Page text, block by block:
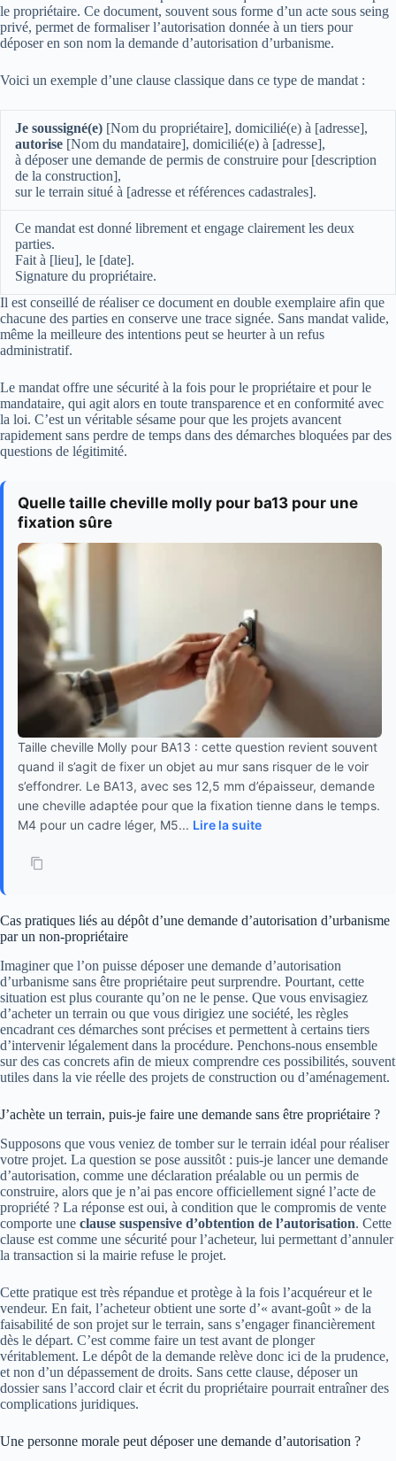
le propriétaire. Ce document, souvent sous forme d’un acte sous seing
privé, permet de formaliser l’autorisation donnée à un tiers pour
déposer en son nom la demande d’autorisation d’urbanisme.
Voici un exemple d’une clause classique dans ce type de mandat :
Je soussigné(e) [Nom du propriétaire], domicilié(e) à [adresse],
autorise [Nom du mandataire], domicilié(e) à [adresse],
à déposer une demande de permis de construire pour [description
de la construction],
sur le terrain situé à [adresse et références cadastrales].
Ce mandat est donné librement et engage clairement les deux
parties.
Fait à [lieu], le [date].
Signature du propriétaire.
Il est conseillé de réaliser ce document en double exemplaire afin que
chacune des parties en conserve une trace signée. Sans mandat valide,
même la meilleure des intentions peut se heurter à un refus
administratif.
Le mandat offre une sécurité à la fois pour le propriétaire et pour le
mandataire, qui agit alors en toute transparence et en conformité avec
la loi. C’est un véritable sésame pour que les projets avancent
rapidement sans perdre de temps dans des démarches bloquées par des
questions de légitimité.
Quelle taille cheville molly pour ba13 pour une
fixation sûre
Taille cheville Molly pour BA13 : cette question revient souvent
quand il s’agit de fixer un objet au mur sans risquer de le voir
s’effondrer. Le BA13, avec ses 12,5 mm d’épaisseur, demande
une cheville adaptée pour que la fixation tienne dans le temps.
M4 pour un cadre léger, M5... Lire la suite
Cas pratiques liés au dépôt d’une demande d’autorisation d’urbanisme
par un non-propriétaire
Imaginer que l’on puisse déposer une demande d’autorisation
d’urbanisme sans être propriétaire peut surprendre. Pourtant, cette
situation est plus courante qu’on ne le pense. Que vous envisagiez
d’acheter un terrain ou que vous dirigiez une société, les règles
encadrant ces démarches sont précises et permettent à certains tiers
d’intervenir légalement dans la procédure. Penchons-nous ensemble
sur des cas concrets afin de mieux comprendre ces possibilités, souvent
utiles dans la vie réelle des projets de construction ou d’aménagement.
J’achète un terrain, puis-je faire une demande sans être propriétaire ?
Supposons que vous veniez de tomber sur le terrain idéal pour réaliser
votre projet. La question se pose aussitôt : puis-je lancer une demande
d’autorisation, comme une déclaration préalable ou un permis de
construire, alors que je n’ai pas encore officiellement signé l’acte de
propriété ? La réponse est oui, à condition que le compromis de vente
comporte une clause suspensive d’obtention de l’autorisation. Cette
clause est comme une sécurité pour l’acheteur, lui permettant d’annuler
la transaction si la mairie refuse le projet.
Cette pratique est très répandue et protège à la fois l’acquéreur et le
vendeur. En fait, l’acheteur obtient une sorte d’« avant-goût » de la
faisabilité de son projet sur le terrain, sans s’engager financièrement
dès le départ. C’est comme faire un test avant de plonger
véritablement. Le dépôt de la demande relève donc ici de la prudence,
et non d’un dépassement de droits. Sans cette clause, déposer un
dossier sans l’accord clair et écrit du propriétaire pourrait entraîner des
complications juridiques.
Une personne morale peut déposer une demande d’autorisation ?